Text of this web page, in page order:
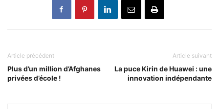
Article précédent
Plus d’un million d’Afghanes
privées d’école !
Article suivant
La puce Kirin de Huawei : une
innovation indépendante